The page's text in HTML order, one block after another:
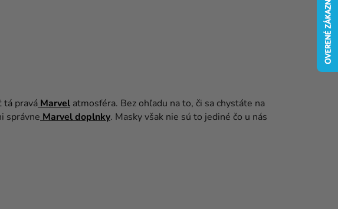
tá pravá Marvel atmosféra. Bez ohľadu na to, či sa chystáte na
správne Marvel doplnky. Masky však nie sú to jediné čo u nás